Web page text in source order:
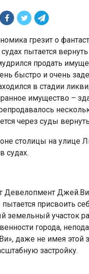
грезит о
пытается
продать
быстро и очень
в стадии
имущество –
через суды
столицы на улице
судах.
Девелопмент
присвоить
земельный участок
города,
даже не имея этой
застройку.